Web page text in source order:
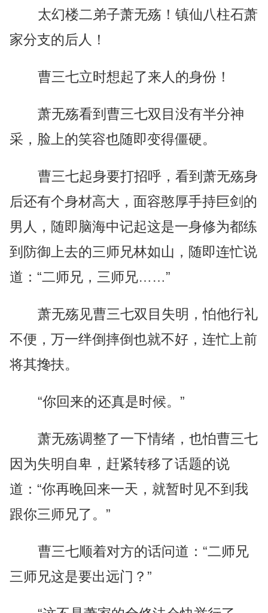
太幻楼二弟子萧无殇！镇仙八柱石萧
家分支的后人！
曹三七立时想起了来人的身份！
萧无殇看到曹三七双目没有半分神
采，脸上的笑容也随即变得僵硬。
曹三七起身要打招呼，看到萧无殇身
后还有个身材高大，面容憨厚手持巨剑的
男人，随即脑海中记起这是一身修为都练
到防御上去的三师兄林如山，随即连忙说
道：“二师兄，三师兄……”
萧无殇见曹三七双目失明，怕他行礼
不便，万一绊倒摔倒也就不好，连忙上前
将其搀扶。
“你回来的还真是时候。”
萧无殇调整了一下情绪，也怕曹三七
因为失明自卑，赶紧转移了话题的说
道：“你再晚回来一天，就暂时见不到我
跟你三师兄了。”
曹三七顺着对方的话问道：“二师兄
三师兄这是要出远门？”